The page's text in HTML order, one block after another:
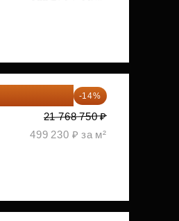
-14%
21 768 750 ₽
499 230 ₽ за м²